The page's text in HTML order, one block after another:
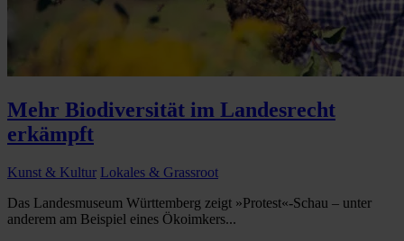
Mehr Biodiversität im Landesrecht
erkämpft
Kunst & Kultur Lokales & Grassroot
Das Landesmuseum Württemberg zeigt »Protest«-Schau – unter
anderem am Beispiel eines Ökoimkers...